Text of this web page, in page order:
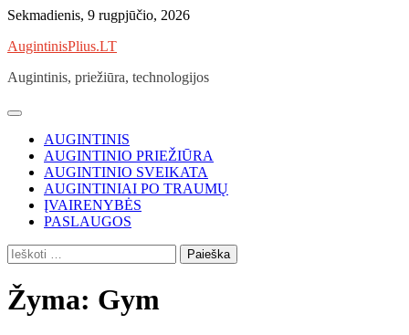
Skip
content
Sekmadienis, 9 rugpjūčio, 2026
AugintinisPlius.LT
Augintinis, priežiūra, technologijos
AUGINTINIS
AUGINTINIO PRIEŽIŪRA
AUGINTINIO SVEIKATA
AUGINTINIAI PO TRAUMŲ
ĮVAIRENYBĖS
PASLAUGOS
Ieškoti:
Žyma: Gym